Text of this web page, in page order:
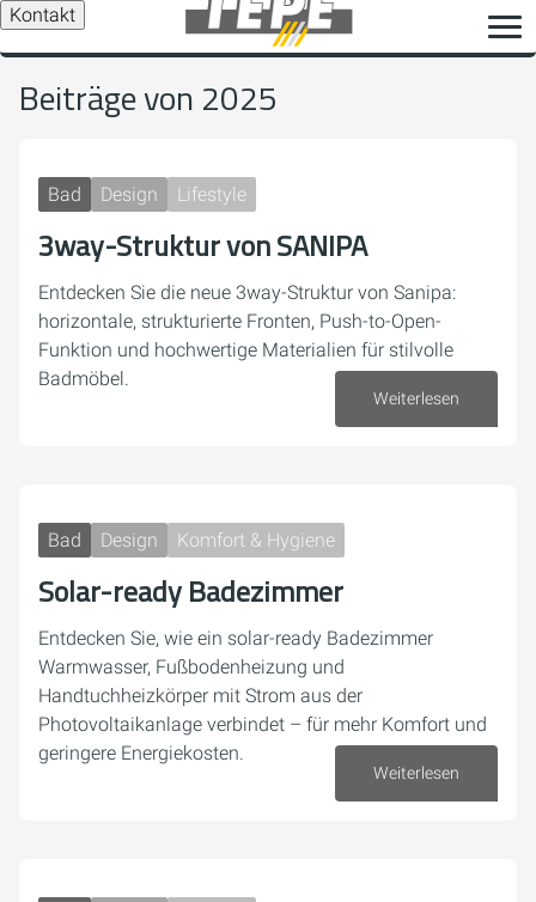
Kontakt
Beiträge von 2025
Bad Design Lifestyle
3way-Struktur von SANIPA
Entdecken Sie die neue 3way-Struktur von Sanipa:
horizontale, strukturierte Fronten, Push-to-Open-
Funktion und hochwertige Materialien für stilvolle
Badmöbel.
Weiterlesen
Bad Design Komfort & Hygiene
Solar-ready Badezimmer
Entdecken Sie, wie ein solar-ready Badezimmer
Warmwasser, Fußbodenheizung und
Handtuchheizkörper mit Strom aus der
Photovoltaikanlage verbindet – für mehr Komfort und
geringere Energiekosten.
Weiterlesen